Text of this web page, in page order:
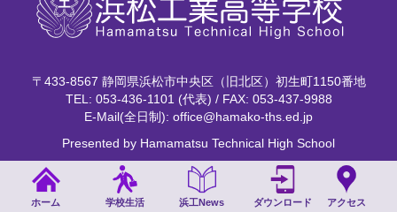
ホーム 学校生活 浜工News ダウンロード アクセス
〒433-8567 静岡県浜松市中央区（旧北区）初生町1150番地
TEL: 053-436-1101 (代表) / FAX: 053-437-9988
E-Mail(全日制): office@hamako-ths.ed.jp
Presented by Hamamatsu Technical High School